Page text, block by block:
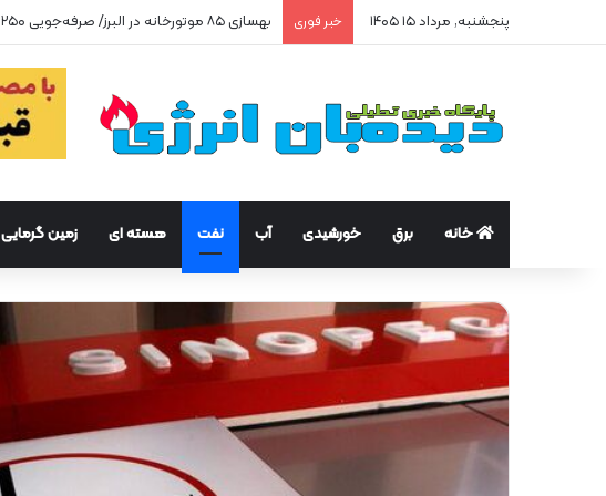
پنجشنبه, مرداد ۱۵ ۱۴۰۵ خبر فوری بهسازی ۸۵ موتورخانه در البرز/ صرفه‌جویی ۲۵۰ هزار مترمکعبی گاز در سه ماه
خانه برق خورشیدی آب نفت هسته ای زمین گرمایی